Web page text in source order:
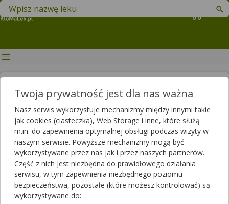
Koszyk
Znajdź lek w swojej okolicy
Czy pacjenci mają swoje
ulubione apteki?
Publikacja: 2025-03-25 15:28 Aktualizacja: 2025-03-25 15:45
Tylko 23% Polaków jest przywiązanych do jednej apteki, a
większość za każdym razem wybiera inną kupując leki – wynika
Autor
Artykuł rekomendowany przez:
magister farmacji Bartłomiej Łuczyński
Twoja prywatność jest dla nas ważna
Nasz serwis wykorzystuje mechanizmy między innymi takie
jak cookies (ciasteczka), Web Storage i inne, które służą
m.in. do zapewnienia optymalnej obsługi podczas wizyty w
naszym serwisie. Powyższe mechanizmy mogą być
wykorzystywane przez nas jak i przez naszych partnerów.
Część z nich jest niezbędna do prawidłowego działania
serwisu, w tym zapewnienia niezbędnego poziomu
bezpieczeństwa, pozostałe (które możesz kontrolować) są
wykorzystywane do: